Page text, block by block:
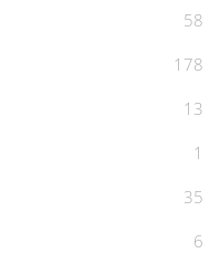
58
178
13
1
35
6